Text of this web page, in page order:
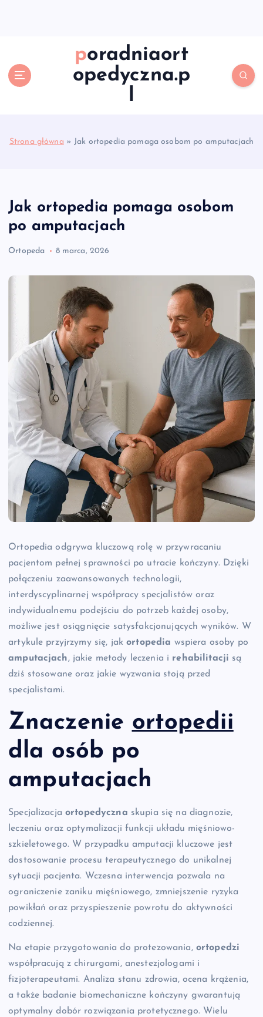
poradniaort
opedyczna.p
l
Strona główna » Jak ortopedia pomaga osobom po amputacjach
Jak ortopedia pomaga osobom
po amputacjach
Ortopeda 8 marca, 2026
Ortopedia odgrywa kluczową rolę w przywracaniu
pacjentom pełnej sprawności po utracie kończyny. Dzięki
połączeniu zaawansowanych technologii,
interdyscyplinarnej współpracy specjalistów oraz
indywidualnemu podejściu do potrzeb każdej osoby,
możliwe jest osiągnięcie satysfakcjonujących wyników. W
artykule przyjrzymy się, jakortopedia wspiera osoby po
amputacjach, jakie metody leczenia i rehabilitacji są
dziś stosowane oraz jakie wyzwania stoją przed
specjalistami.
Znaczenie ortopedii
dla osób po
amputacjach
Specjalizacjaortopedyczna skupia się na diagnozie,
leczeniu oraz optymalizacji funkcji układu mięśniowo-
szkieletowego. W przypadku amputacji kluczowe jest
dostosowanie procesu terapeutycznego do unikalnej
sytuacji pacjenta. Wczesna interwencja pozwala na
ograniczenie zaniku mięśniowego, zmniejszenie ryzyka
powikłań oraz przyspieszenie powrotu do aktywności
codziennej.
Na etapie przygotowania do protezowania, ortopedzi
współpracują z chirurgami, anestezjologami i
fizjoterapeutami. Analiza stanu zdrowia, ocena krążenia,
a także badanie biomechaniczne kończyny gwarantują
optymalny dobór rozwiązania protetycznego. Wielu